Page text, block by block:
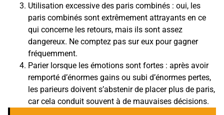
Utilisation excessive des paris combinés : oui, les
paris combinés sont extrêmement attrayants en ce
qui concerne les retours, mais ils sont assez
dangereux. Ne comptez pas sur eux pour gagner
fréquemment.
Parier lorsque les émotions sont fortes : après avoir
remporté d’énormes gains ou subi d’énormes pertes,
les parieurs doivent s’abstenir de placer plus de paris,
car cela conduit souvent à de mauvaises décisions.